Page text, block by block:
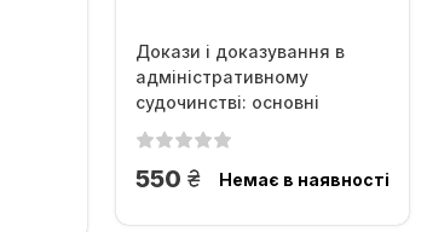
Докази і доказування в
адміністративному
судочинстві: основні
поняття...
550 грн.Немає в наявності